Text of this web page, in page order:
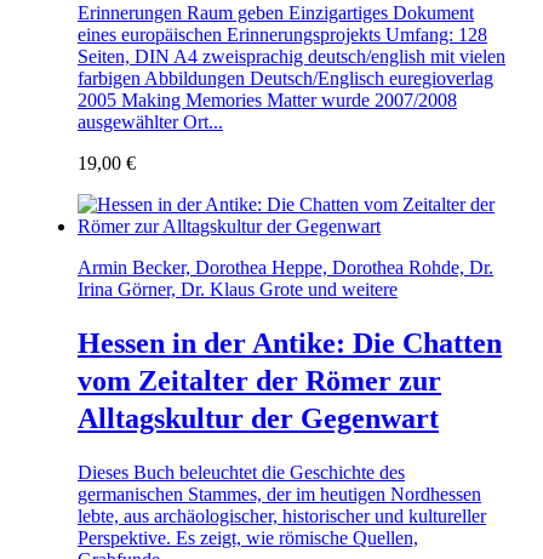
Erinnerungen Raum geben Einzigartiges Dokument
eines europäischen Erinnerungsprojekts Umfang: 128
Seiten, DIN A4 zweisprachig deutsch/english mit vielen
farbigen Abbildungen Deutsch/Englisch euregioverlag
2005 Making Memories Matter wurde 2007/2008
ausgewählter Ort...
19,00 €
Armin Becker, Dorothea Heppe, Dorothea Rohde, Dr.
Irina Görner, Dr. Klaus Grote und weitere
Hessen in der Antike: Die Chatten
vom Zeitalter der Römer zur
Alltagskultur der Gegenwart
Dieses Buch beleuchtet die Geschichte des
germanischen Stammes, der im heutigen Nordhessen
lebte, aus archäologischer, historischer und kultureller
Perspektive. Es zeigt, wie römische Quellen,